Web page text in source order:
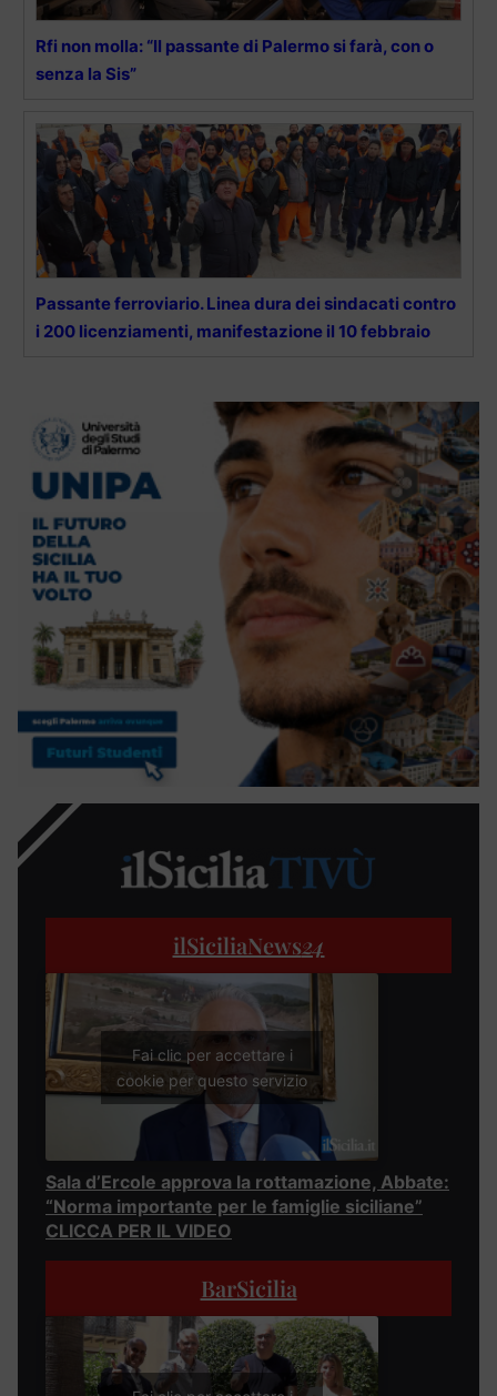
Rfi non molla: “Il passante di Palermo si farà, con o
senza la Sis”
Passante ferroviario. Linea dura dei sindacati contro
i 200 licenziamenti, manifestazione il 10 febbraio
ilSiciliaNews24
Fai clic per accettare i
cookie per questo servizio
Sala d’Ercole approva la rottamazione, Abbate:
“Norma importante per le famiglie siciliane”
CLICCA PER IL VIDEO
BarSicilia